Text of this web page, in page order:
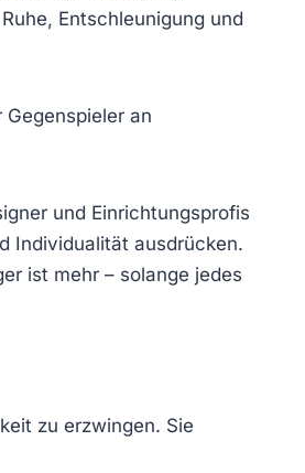
Entschleunigung und
an
und Einrichtungsprofis
Individualität ausdrücken.
ist mehr – solange jedes
zu erzwingen. Sie